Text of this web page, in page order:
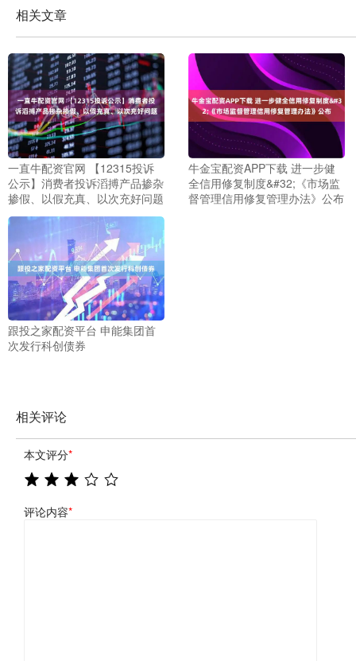
相关文章
一直牛配资官网 【12315投诉
公示】消费者投诉滔搏产品掺杂
掺假、以假充真、以次充好问题
牛金宝配资APP下载 进一步健
全信用修复制度&#32;《市场监
督管理信用修复管理办法》公布
跟投之家配资平台 申能集团首
次发行科创债券
相关评论
本文评分*
评论内容*